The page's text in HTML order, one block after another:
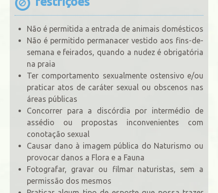
Não é permitida a entrada de animais domésticos
Não é permitido permanacer vestido aos fins-de-
semana e feirados, quando a nudez é obrigatória
na praia
Ter comportamento sexualmente ostensivo e/ou
praticar atos de caráter sexual ou obscenos nas
áreas públicas
Concorrer para a discórdia por intermédio de
assédio ou propostas inconvenientes com
conotação sexual
Causar dano à imagem pública do Naturismo ou
provocar danos a Flora e a Fauna
Fotografar, gravar ou filmar naturistas, sem a
permissão dos mesmos